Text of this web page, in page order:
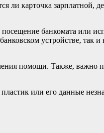
ли карточка зарплатной,
банкомата или
устройстве, так
помощи. Также, важно
или его данные